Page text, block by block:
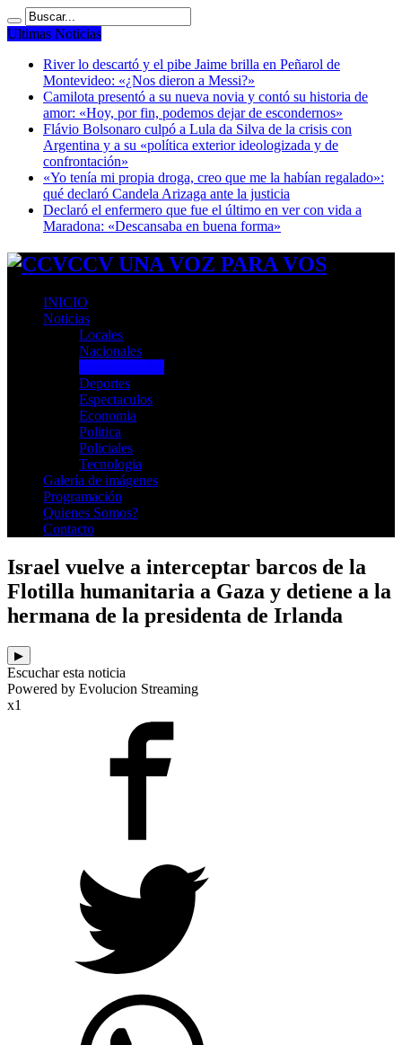
Ultimas Noticias
River lo descartó y el pibe Jaime brilla en Peñarol de
Montevideo: «¿Nos dieron a Messi?»
Camilota presentó a su nueva novia y contó su historia de
amor: «Hoy, por fin, podemos dejar de escondernos»
Flávio Bolsonaro culpó a Lula da Silva de la crisis con
Argentina y a su «política exterior ideologizada y de
confrontación»
«Yo tenía mi propia droga, creo que me la habían regalado»:
qué declaró Candela Arizaga ante la justicia
Declaró el enfermero que fue el último en ver con vida a
Maradona: «Descansaba en buena forma»
CCV UNA VOZ PARA VOS
INICIO
Noticias
Locales
Nacionales
Deportes
Espectaculos
Economia
Politica
Policiales
Tecnologia
Galería de imágenes
Programación
Quienes Somos?
Contacto
Israel vuelve a interceptar barcos de la
Flotilla humanitaria a Gaza y detiene a la
hermana de la presidenta de Irlanda
▶
Escuchar esta noticia
Powered by Evolucion Streaming
x1